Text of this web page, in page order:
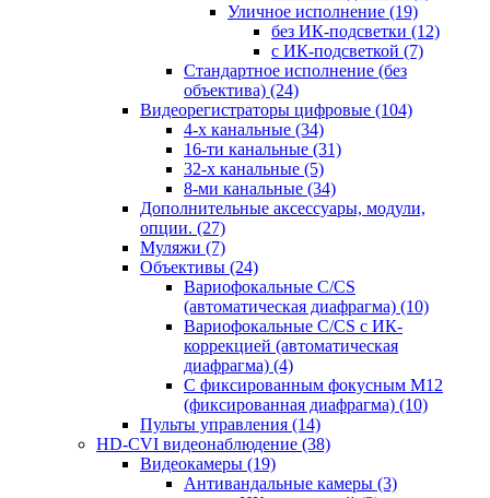
Уличное исполнение (19)
без ИК-подсветки (12)
с ИК-подсветкой (7)
Стандартное исполнение (без
объектива) (24)
Видеорегистраторы цифровые (104)
4-х канальные (34)
16-ти канальные (31)
32-х канальные (5)
8-ми канальные (34)
Дополнительные аксессуары, модули,
опции. (27)
Муляжи (7)
Объективы (24)
Вариофокальные C/CS
(автоматическая диафрагма) (10)
Вариофокальные C/CS с ИК-
коррекцией (автоматическая
диафрагма) (4)
С фиксированным фокусным М12
(фиксированная диафрагма) (10)
Пульты управления (14)
HD-CVI видеонаблюдение (38)
Видеокамеры (19)
Антивандальные камеры (3)